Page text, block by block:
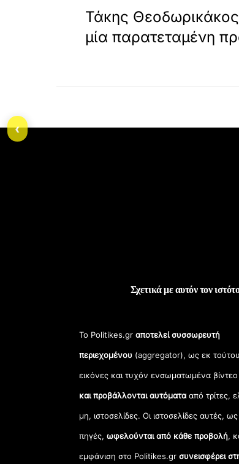
Τάκης
μία παρατεταμένη
Σχετικά με αυτόν τον
Το Politikes.grαποτελεί συσσωρευτή
περιεχομένου (aggregator), ως εκ
εικόνες και τυχόν ενσωματωμένα
και προβάλλονται αυτόματααπό τρίτες,
μη, ιστοσελίδες. Οι ιστοσελίδες αυτές, ως
πηγές,ωφελούνται από κάθε προβολή,
εμφάνιση στο Politikes.gr συνεισφέρει
‹